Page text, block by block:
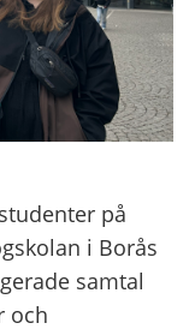
på
i Borås
samtal
och